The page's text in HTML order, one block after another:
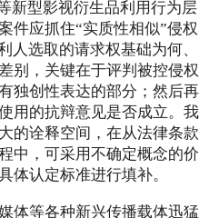
新型影视衍生品利用行为层
件应抓住“实质性相似”侵权
人选取的请求权基础为何、
别，关键在于评判被控侵权
独创性表达的部分；然后再
用的抗辩意见是否成立。我
的诠释空间，在从法律条款
中，可采用不确定概念的价
体认定标准进行填补。
等各种新兴传播载体迅猛